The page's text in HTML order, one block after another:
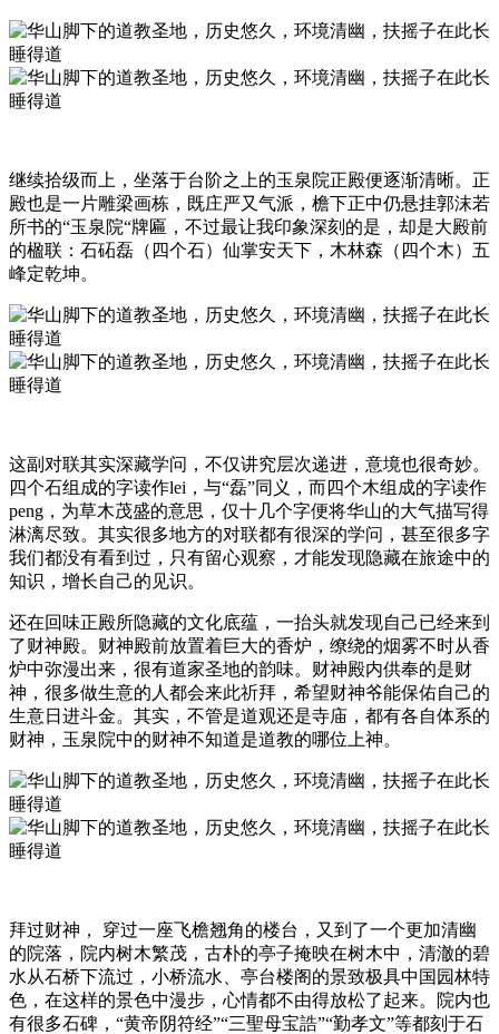
继续拾级而上，坐落于台阶之上的玉泉院正殿便逐渐清晰。正
殿也是一片雕梁画栋，既庄严又气派，檐下正中仍悬挂郭沫若
所书的“玉泉院“牌匾，不过最让我印象深刻的是，却是大殿前
的楹联：石砳磊（四个石）仙掌安天下，木林森（四个木）五
峰定乾坤。
这副对联其实深藏学问，不仅讲究层次递进，意境也很奇妙。
四个石组成的字读作lei，与“磊”同义，而四个木组成的字读作
peng，为草木茂盛的意思，仅十几个字便将华山的大气描写得
淋漓尽致。其实很多地方的对联都有很深的学问，甚至很多字
我们都没有看到过，只有留心观察，才能发现隐藏在旅途中的
知识，增长自己的见识。
还在回味正殿所隐藏的文化底蕴，一抬头就发现自己已经来到
了财神殿。财神殿前放置着巨大的香炉，缭绕的烟雾不时从香
炉中弥漫出来，很有道家圣地的韵味。财神殿内供奉的是财
神，很多做生意的人都会来此祈拜，希望财神爷能保佑自己的
生意日进斗金。其实，不管是道观还是寺庙，都有各自体系的
财神，玉泉院中的财神不知道是道教的哪位上神。
拜过财神， 穿过一座飞檐翘角的楼台，又到了一个更加清幽
的院落，院内树木繁茂，古朴的亭子掩映在树木中，清澈的碧
水从石桥下流过，小桥流水、亭台楼阁的景致极具中国园林特
色，在这样的景色中漫步，心情都不由得放松了起来。院内也
有很多石碑，“黄帝阴符经”“三聖母宝誥”“勤孝文”等都刻于石